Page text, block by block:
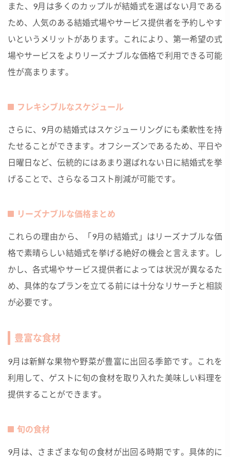
また、9月は多くのカップルが結婚式を選ばない月である
ため、人気のある結婚式場やサービス提供者を予約しやす
いというメリットがあります。これにより、第一希望の式
場やサービスをよりリーズナブルな価格で利用できる可能
性が高まります。
フレキシブルなスケジュール
さらに、9月の結婚式はスケジューリングにも柔軟性を持
たせることができます。オフシーズンであるため、平日や
日曜日など、伝統的にはあまり選ばれない日に結婚式を挙
げることで、さらなるコスト削減が可能です。
リーズナブルな価格まとめ
これらの理由から、「9月の結婚式」はリーズナブルな価
格で素晴らしい結婚式を挙げる絶好の機会と言えます。し
かし、各式場やサービス提供者によっては状況が異なるた
め、具体的なプランを立てる前には十分なリサーチと相談
が必要です。
豊富な食材
9月は新鮮な果物や野菜が豊富に出回る季節です。これを
利用して、ゲストに旬の食材を取り入れた美味しい料理を
提供することができます。
旬の食材
9月は、さまざまな旬の食材が出回る時期です。具体的に